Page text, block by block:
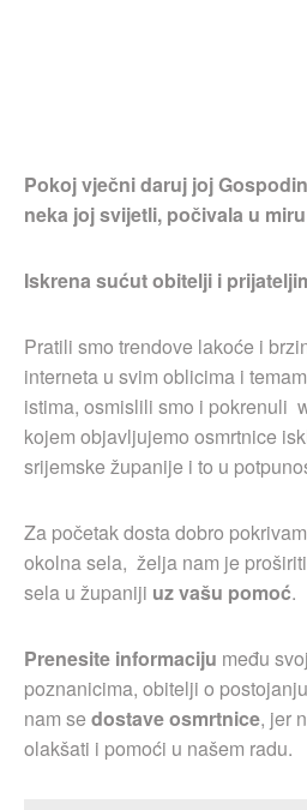
Pokoj vječni daruj joj
neka joj svijetli, počivala u
Iskrena sućut obitelji i
Pratili smo trendove lakoće i
interneta u svim oblicima i
istima, osmislili smo i pokrenuli
kojem objavljujemo osmrtnice
srijemske županije i to u
Za početak dosta dobro
okolna sela, želja nam je
sela u županiji uz vašu pomoć.
Prenesite informaciju među
poznanicima, obitelji o
nam sedostave osmrtnice, jer
olakšati i pomoći u našem radu.